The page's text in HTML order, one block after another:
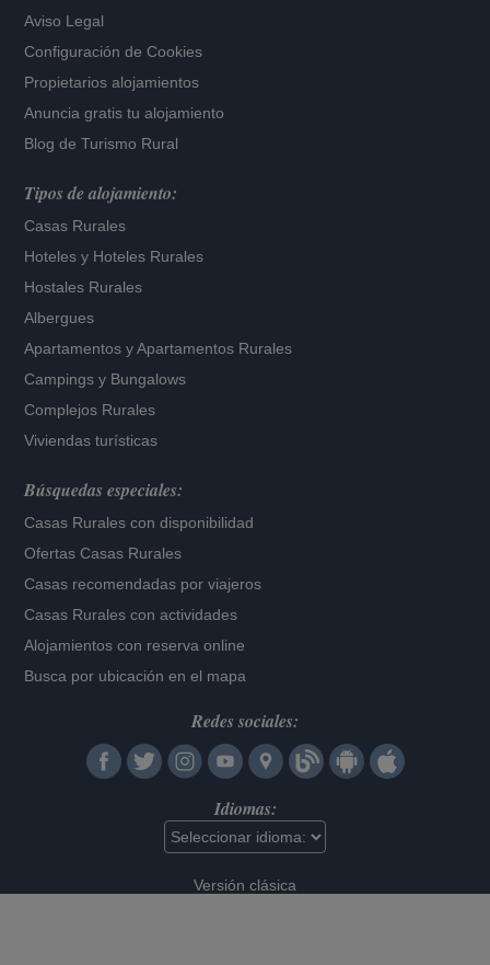
Aviso Legal
Configuración de Cookies
Propietarios alojamientos
Anuncia gratis tu alojamiento
Blog de Turismo Rural
Tipos de alojamiento:
Casas Rurales
Hoteles y Hoteles Rurales
Hostales Rurales
Albergues
Apartamentos yApartamentos Rurales
Campings y Bungalows
Complejos Rurales
Viviendas turísticas
Búsquedas especiales:
Casas Rurales con disponibilidad
Ofertas Casas Rurales
Casas recomendadas por viajeros
Casas Rurales con actividades
Alojamientos con reserva online
Busca por ubicación en el mapa
Redes sociales:
Idiomas:
Versión clásica